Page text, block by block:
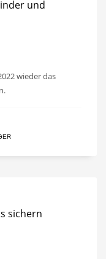
und
wieder das
sichern